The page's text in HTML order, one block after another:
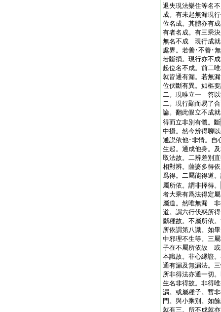
退失現法樂住等名
成。有未起無漏現
位名成。其體亦有
有者名成。有三乘
無名不成 現行成就
處界。若善･不善･
若斷損。現行亦不
起位名不成。前二
就皆通有漏。若無
位伏斷有異。如樞
二。現唯立一 答以
二。現行顯而易了
論。翻此假立不成
得而立非別有體。斷
中攝。然今辨得聊
通説依他･非情。自
生起。通成他身。
取法故。二辨差別
相對辨。薩婆多得
爲得。二屬能得道
屬所依。謂非擇得。
者大乘有爲法得定
屬道。然唯無漏 非
道。謂六行伏惑所
斷種故。不屬所依
所依謂第八識。如
中邪理不生等。三
子在不屬所依故 或
本識故。非心縁證
通有漏及無漏法。
所非得法亦通一切
生名非得故。非得
漏。或屬種子。暫
門。與小乘別。如
就有三。所不成就